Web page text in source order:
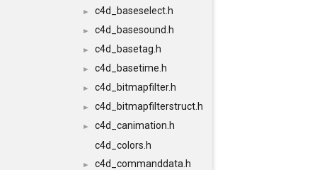
► c4d_baseselect.h
► c4d_basesound.h
► c4d_basetag.h
► c4d_basetime.h
► c4d_bitmapfilter.h
► c4d_bitmapfilterstruct.h
►
c4d_canimation.h
c4d_colors.h
►
c4d_commanddata.h